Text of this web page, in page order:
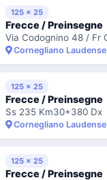
125 x 25
Frecce / Preinsegne
Cornegliano Laudense
125 x 25
Frecce / Preinsegne
Ss 235 Km30+380 Dx
Cornegliano Laudense
125 x 25
Frecce / Preinsegne